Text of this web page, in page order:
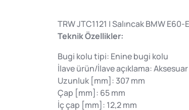
TRW JTC1121 | Salıncak BMW
Teknik Özellikler:
Bugi kolu tipi: Enine bugi kolu
İlave ürün/İlave açıklama:
Uzunluk [mm]: 307 mm
Çap [mm]: 65 mm
İç çap [mm]: 12,2 mm